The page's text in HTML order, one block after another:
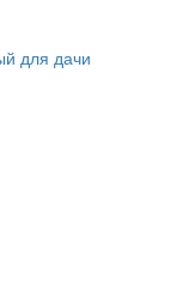
для дачи